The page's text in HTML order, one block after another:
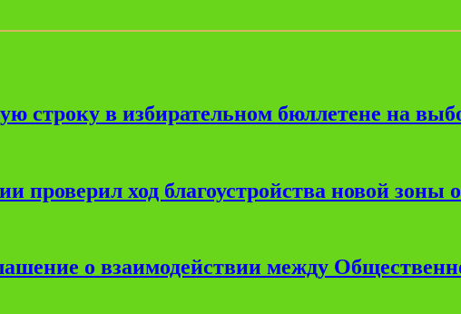
строку в избирательном бюллетене на
проверил ход благоустройства новой зоны
о взаимодействии между